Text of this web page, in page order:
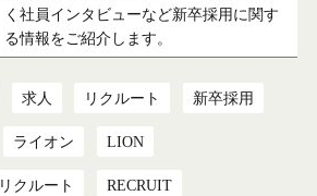
く社員インタビューなど新卒採用に関す
る情報をご紹介します。
求人 リクルート 新卒採用
ライオン LION
リクルート RECRUIT